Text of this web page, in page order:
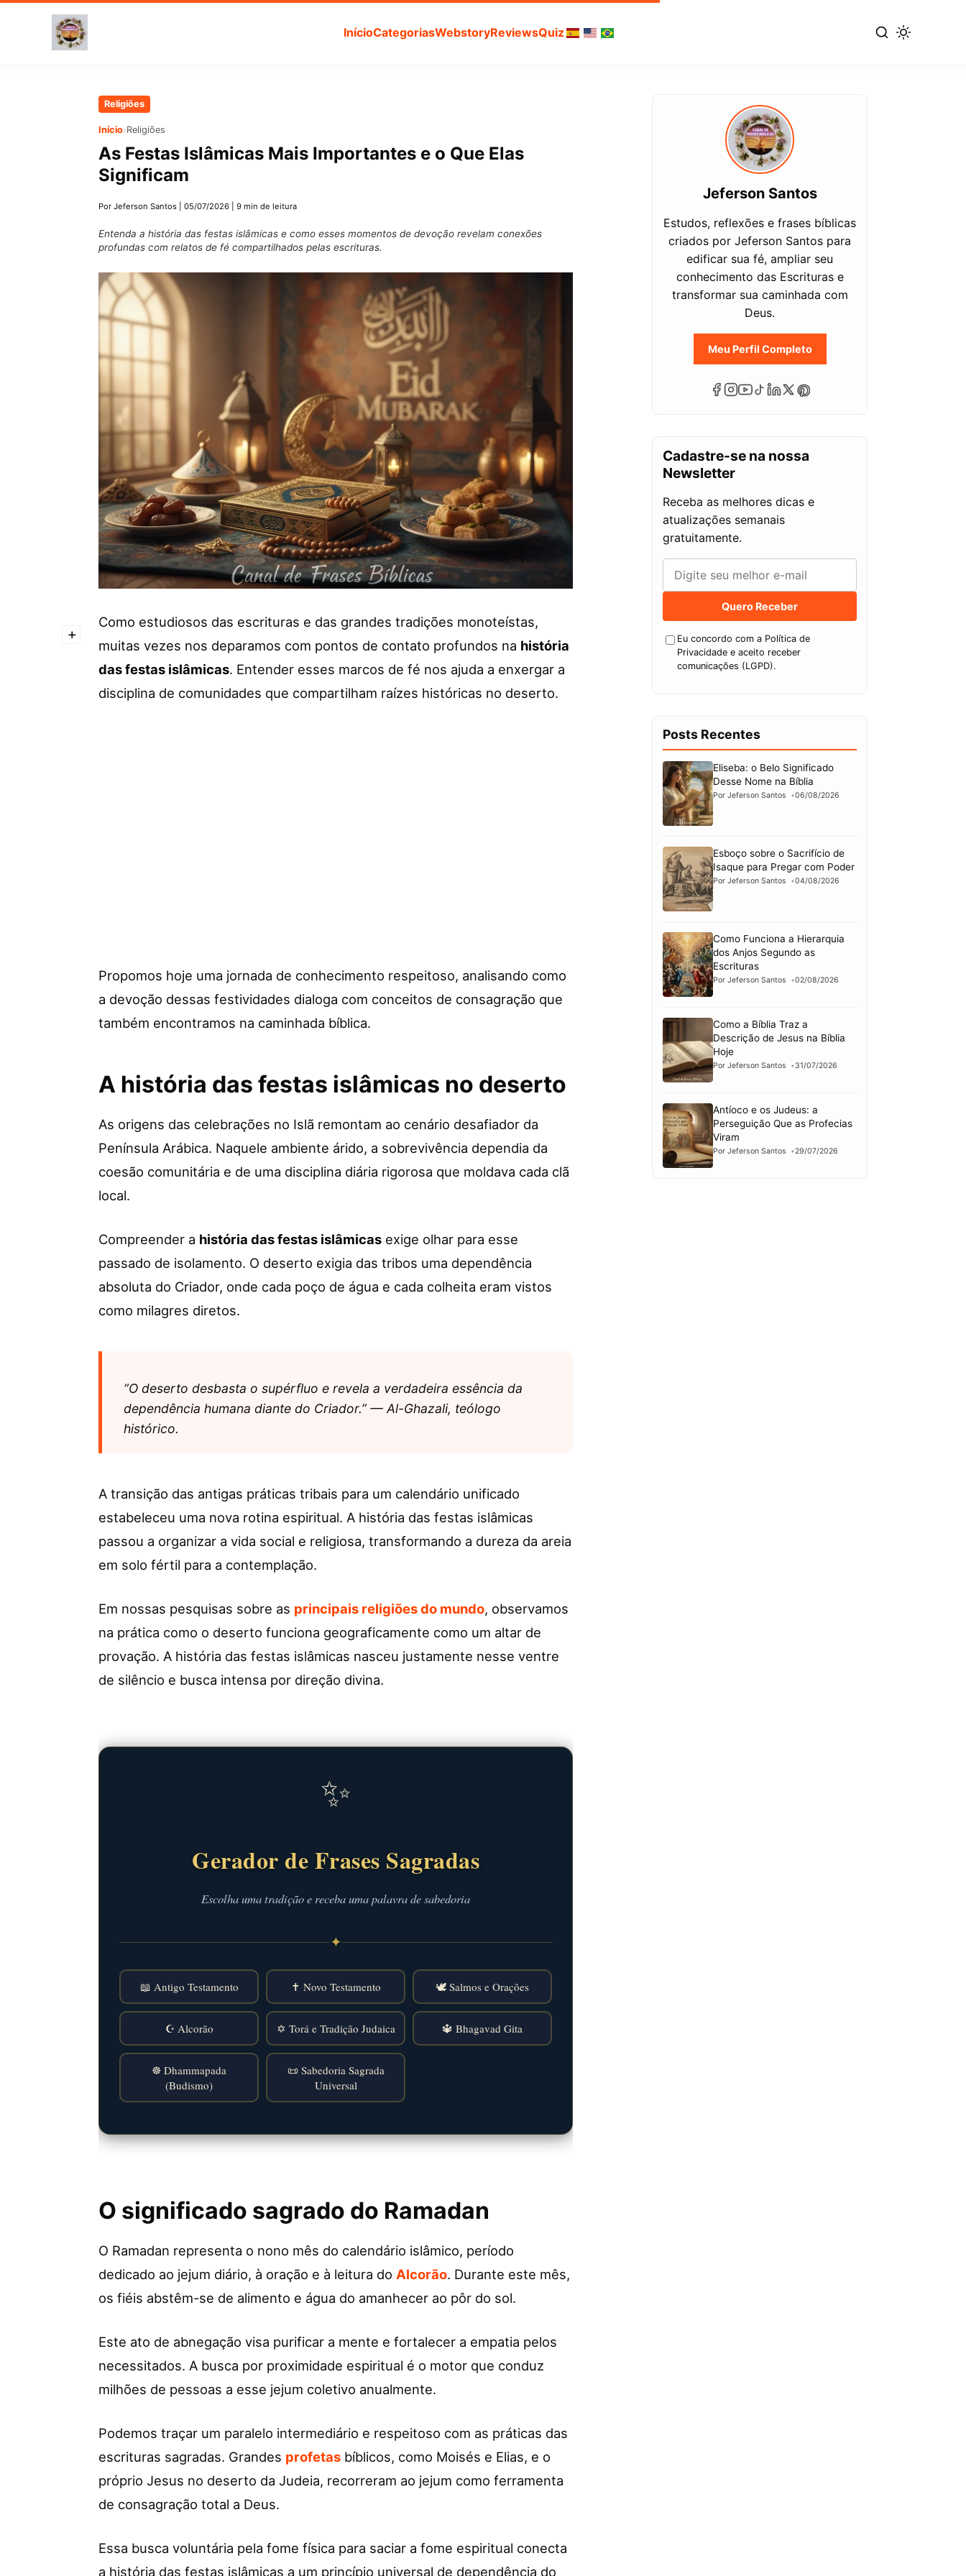
InícioCategoriasWebstoryReviewsQuiz
Religiões
Início›Religiões
As Festas Islâmicas Mais Importantes e o Que Elas
Significam
Por Jeferson Santos 05/07/2026 9 min de leitura
Entenda a história das festas islâmicas e como esses momentos de devoção revelam conexões
profundas com relatos de fé compartilhados pelas escrituras.
+
Como estudiosos das escrituras e das grandes tradições monoteístas,
muitas vezes nos deparamos com pontos de contato profundos na história
das festas islâmicas. Entender esses marcos de fé nos ajuda a enxergar a
disciplina de comunidades que compartilham raízes históricas no deserto.
Propomos hoje uma jornada de conhecimento respeitoso, analisando como
a devoção dessas festividades dialoga com conceitos de consagração que
também encontramos na caminhada bíblica.
A história das festas islâmicas no deserto
As origens das celebrações no Islã remontam ao cenário desafiador da
Península Arábica. Naquele ambiente árido, a sobrevivência dependia da
coesão comunitária e de uma disciplina diária rigorosa que moldava cada clã
local.
Compreender a história das festas islâmicas exige olhar para esse
passado de isolamento. O deserto exigia das tribos uma dependência
absoluta do Criador, onde cada poço de água e cada colheita eram vistos
como milagres diretos.
“O deserto desbasta o supérfluo e revela a verdadeira essência da
dependência humana diante do Criador.” — Al-Ghazali, teólogo
histórico.
A transição das antigas práticas tribais para um calendário unificado
estabeleceu uma nova rotina espiritual. A história das festas islâmicas
passou a organizar a vida social e religiosa, transformando a dureza da areia
em solo fértil para a contemplação.
Em nossas pesquisas sobre as principais religiões do mundo, observamos
na prática como o deserto funciona geograficamente como um altar de
provação. A história das festas islâmicas nasceu justamente nesse ventre
de silêncio e busca intensa por direção divina.
✨
Gerador de Frases Sagradas
Escolha uma tradição e receba uma palavra de sabedoria
✦
📖 Antigo Testamento ✝️ Novo Testamento 🕊️ Salmos e Orações
☪️ Alcorão ✡️ Torá e Tradição Judaica 🔱 Bhagavad Gita
☸️ Dhammapada
(Budismo)
📜 Sabedoria Sagrada
Universal
O significado sagrado do Ramadan
O Ramadan representa o nono mês do calendário islâmico, período
dedicado ao jejum diário, à oração e à leitura do Alcorão. Durante este mês,
os fiéis abstêm-se de alimento e água do amanhecer ao pôr do sol.
Este ato de abnegação visa purificar a mente e fortalecer a empatia pelos
necessitados. A busca por proximidade espiritual é o motor que conduz
milhões de pessoas a esse jejum coletivo anualmente.
Podemos traçar um paralelo intermediário e respeitoso com as práticas das
escrituras sagradas. Grandes profetas bíblicos, como Moisés e Elias, e o
próprio Jesus no deserto da Judeia, recorreram ao jejum como ferramenta
de consagração total a Deus.
Essa busca voluntária pela fome física para saciar a fome espiritual conecta
a história das festas islâmicas a um princípio universal de dependência do
Jeferson Santos
Estudos, reflexões e frases bíblicas
criados por Jeferson Santos para
edificar sua fé, ampliar seu
conhecimento das Escrituras e
transformar sua caminhada com
Deus.
Meu Perfil Completo
Cadastre-se na nossa
Newsletter
Receba as melhores dicas e
atualizações semanais
gratuitamente.
Quero Receber
Eu concordo com a Política de
Privacidade e aceito receber
comunicações (LGPD).
Posts Recentes
Eliseba: o Belo Significado
Desse Nome na Bíblia
Por Jeferson Santos 06/08/2026
Esboço sobre o Sacrifício de
Isaque para Pregar com Poder
Por Jeferson Santos 04/08/2026
Como Funciona a Hierarquia
dos Anjos Segundo as
Escrituras
Por Jeferson Santos 02/08/2026
Como a Bíblia Traz a
Descrição de Jesus na Bíblia
Hoje
Por Jeferson Santos 31/07/2026
Antíoco e os Judeus: a
Perseguição Que as Profecias
Viram
Por Jeferson Santos 29/07/2026